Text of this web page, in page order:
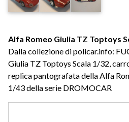
Alfa Romeo Giulia TZ Toptoys
Dalla collezione di policar.info:
Giulia TZ Toptoys Scala 1/32,
replica pantografata della Alfa
1/43 della serie DROMOCAR